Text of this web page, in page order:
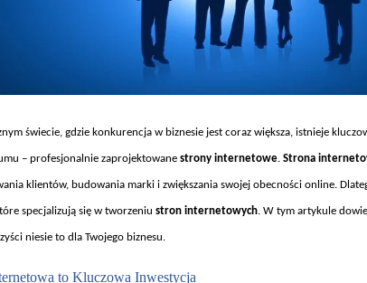
świecie, gdzie konkurencja w biznesie jest coraz większa, istnieje
– profesjonalnie zaprojektowane strony internetowe. Strona
klientów, budowania marki i zwiększania swojej obecności online.
óre specjalizują się w tworzeniu stron internetowych. W tym artykule
niesie to dla Twojego biznesu.
to Kluczowa Inwestycja